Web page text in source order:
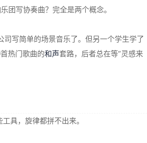
团写协奏曲？完全是两个概念。
写简单的场景音乐了。但另一个学生学了
热门歌曲的和声套路，后者总在等”灵感来
具，旋律都拼不出来。